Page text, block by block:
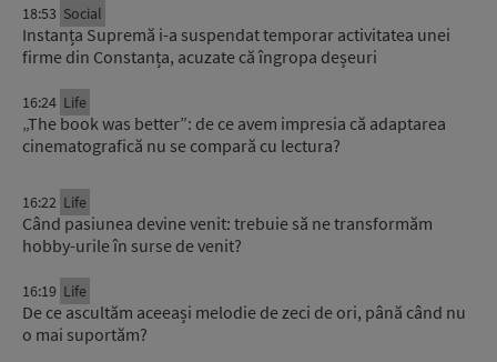
18:53 Social
Instanța Supremă i-a suspendat temporar activitatea unei
firme din Constanța, acuzate că îngropa deșeuri
16:24 Life
„The book was better”: de ce avem impresia că adaptarea
cinematografică nu se compară cu lectura?
16:22 Life
Când pasiunea devine venit: trebuie să ne transformăm
hobby-urile în surse de venit?
16:19 Life
De ce ascultăm aceeași melodie de zeci de ori, până când nu
o mai suportăm?